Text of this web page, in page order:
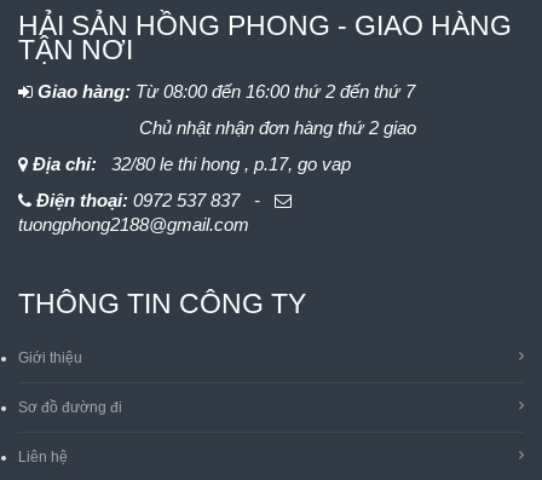
HẢI SẢN HỒNG PHONG - GIAO HÀNG
TẬN NƠI
Giao hàng: Từ 08:00 đến 16:00 thứ 2 đến thứ 7
Chủ nhật nhận đơn hàng thứ 2 giao
Địa chỉ:
32/80 le thi hong , p.17, go vap
Điện thoại: 0972 537 837 -
tuongphong2188@gmail.com
THÔNG TIN CÔNG TY
Giới thiệu
Sơ đồ đường đi
Liên hệ